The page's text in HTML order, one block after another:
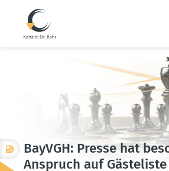
BayVGH: Presse hat
Anspruch auf